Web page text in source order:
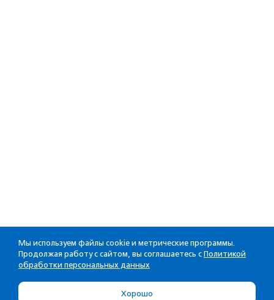
Мы используем файлы cookie и метрические программы.
Продолжая работу с сайтом, вы соглашаетесь с Политикой
обработки персональных данных
Хорошо